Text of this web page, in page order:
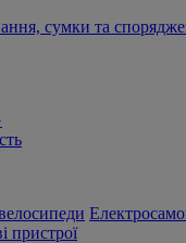
сумки та
пристрої